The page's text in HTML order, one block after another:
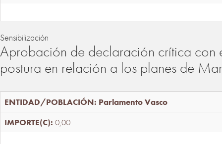
Sensibilización
Aprobación de declaración crítica con
postura en relación a los planes de
Parlamento Vasco
0,00